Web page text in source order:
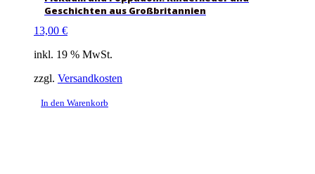
Geschichten aus Großbritannien
13,00 €
inkl. 19 % MwSt.
zzgl. Versandkosten
In den Warenkorb